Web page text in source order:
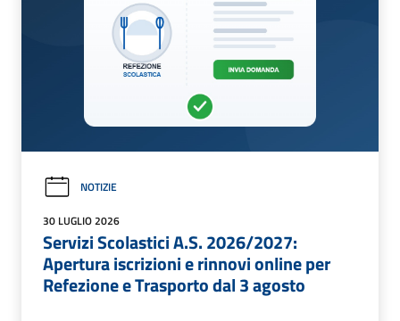
NOTIZIE
30 LUGLIO 2026
Servizi Scolastici A.S. 2026/2027:
Apertura iscrizioni e rinnovi online per
Refezione e Trasporto dal 3 agosto